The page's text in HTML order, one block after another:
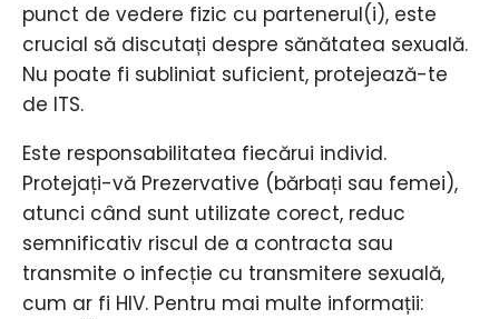
punct de vedere fizic cu partenerul(i), este
crucial să discutați despre sănătatea sexuală.
Nu poate fi subliniat suficient, protejează-te
de ITS.
Este responsabilitatea fiecărui individ. ​
Protejați-vă Prezervative (bărbați sau femei),
atunci când sunt utilizate corect, reduc
semnificativ riscul de a contracta sau
transmite o infecție cu transmitere sexuală,
cum ar fi HIV. Pentru mai multe informații: